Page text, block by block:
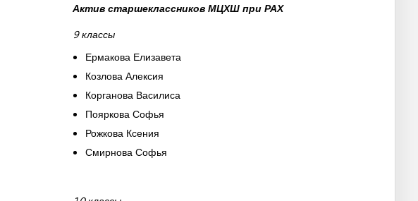
Актив старшеклассников МЦХШ при РАХ
9 классы
Ермакова Елизавета
Козлова Алексия
Корганова Василиса
Пояркова Софья
Рожкова Ксения
Смирнова Софья